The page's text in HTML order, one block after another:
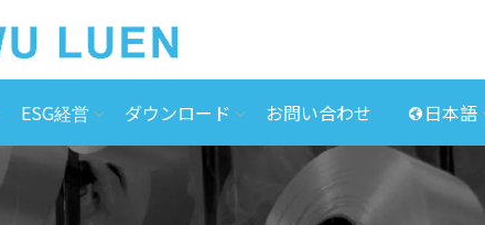
ESG経営 ダウンロード お問い合わせ 日本語